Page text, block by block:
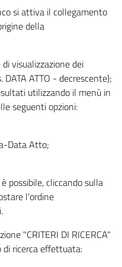
si attiva il collegamento
della
visualizzazione dei
ATTO - decrescente);
utilizzando il menù in
seguenti opzioni:
Data Atto;
possibile, cliccando sulla
l'ordine
"CRITERI DI RICERCA"
ricerca effettuata: